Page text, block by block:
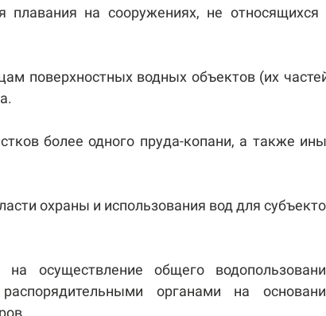
плавания на сооружениях, не относящихся
поверхностных водных объектов (их
более одного пруда-копани, а также
охраны и использования вод для
общего
органами на